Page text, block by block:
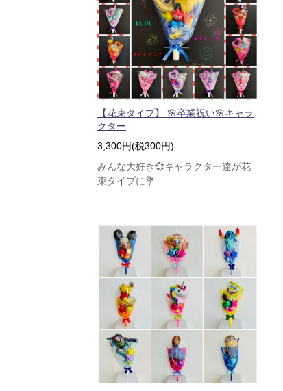
【花束タイプ】 🌸卒業祝い🌸キャラ
クター
3,300円(税300円)
みんな大好き💞キャラクター達が花
束タイプに💐